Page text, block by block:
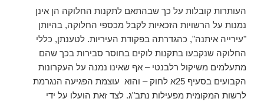
העותרות קובלות על כך שבהתאם לתקנות החלוקה הן אינן
נמנות על הרשויות הזכאיות לקבל מכספי החלוקה, בהיותן
"עירייה איתנה", כהגדרתה בפקודת העיריות. לטענתן, כללי
החלוקה שנקבעו בתקנות לוקים בחוסר סבירות בכך שהם
מתעלמים משיקול רלבנטי – אף שאינו נמנה על העקרונות
הקבועים בסעיף 25א לחוק – והוא עוצמת הפגיעה הנגרמת
לרשות המקומית מפעילות נתב"ג. לצד זאת הועלו על ידי